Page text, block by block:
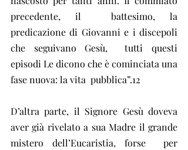
precedente, il  battesimo, la
predicazione di Giovanni e i discepoli
che seguivano Gesù,  tutti questi
episodi Le dicono che è cominciata una
fase nuova: la vita  pubblica”.12
D’altra parte, il Signore Gesù doveva
aver già rivelato a sua Madre il grande
mistero dell’Eucaristia, forse  per